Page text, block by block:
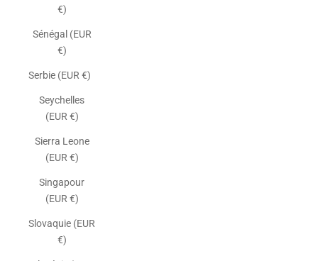
€)
Sénégal (EUR
€)
Serbie (EUR €)
Seychelles
(EUR €)
Sierra Leone
(EUR €)
Singapour
(EUR €)
Slovaquie (EUR
€)